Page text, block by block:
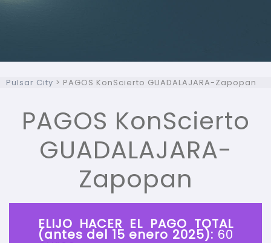
Pulsar City > PAGOS KonScierto GUADALAJARA-Zapopan
PAGOS KonScierto
GUADALAJARA-
Zapopan
ELIJO HACER EL PAGO TOTAL
(antes del 15 enero 2025): 60